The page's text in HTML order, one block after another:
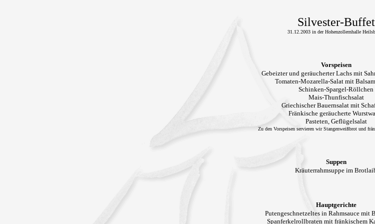
Silvester-Buffet
31.12.2003 in der Hohenzollernhalle
Vorspeisen
Gebeizter und geräucherter Lachs mit
Tomaten-Mozarella-Salat mit
Schinken-Spargel-Röllchen
Mais-Thunfischsalat
Griechischer Bauernsalat mit
Fränkische geräucherte
Pasteten, Geflügelsalat
Zu den Vorspeisen servieren wir Stangenweißbrot und
Suppen
Kräuterrahmsuppe im
Hauptgerichte
Putengeschnetzeltes in Rahmsauce mit
Spanferkelrollbraten mit fränkischem